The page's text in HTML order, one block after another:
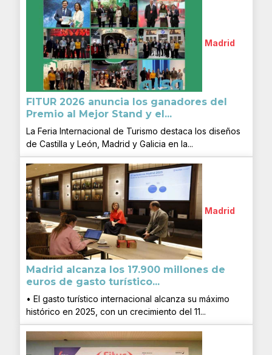
Madrid
FITUR 2026 anuncia los ganadores del
Premio al Mejor Stand y el...
La Feria Internacional de Turismo destaca los diseños
de Castilla y León, Madrid y Galicia en la...
Madrid
Madrid alcanza los 17.900 millones de
euros de gasto turístico...
• El gasto turístico internacional alcanza su máximo
histórico en 2025, con un crecimiento del 11...